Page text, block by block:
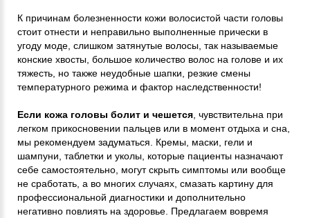
К причинам болезненности кожи волосистой части головы
стоит отнести и неправильно выполненные прически в
угоду моде, слишком затянутые волосы, так называемые
конские хвосты, большое количество волос на голове и их
тяжесть, но также неудобные шапки, резкие смены
температурного режима и фактор наследственности!
Если кожа головы болит и чешется , чувствительна при
легком прикосновении пальцев или в момент отдыха и сна,
мы рекомендуем задуматься. Кремы, маски, гели и
шампуни, таблетки и уколы, которые пациенты назначают
себе самостоятельно, могут скрыть симптомы или вообще
не сработать, а во многих случаях, смазать картину для
профессиональной диагностики и дополнительно
негативно повлиять на здоровье. Предлагаем вовремя